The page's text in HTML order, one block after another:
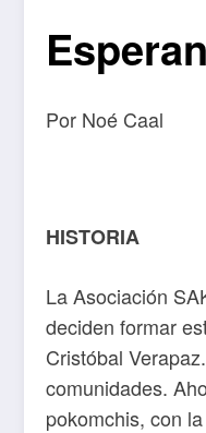
Por Noé Caal
HISTORIA
La Asociación
deciden formar
Cristóbal
comunidades.
pokomchis, con